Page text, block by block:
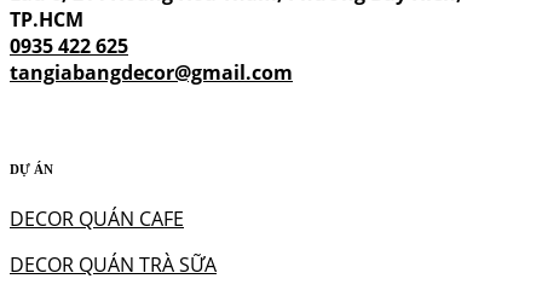
TP.HCM
0935 422 625
tangiabangdecor@gmail.com
DỰ ÁN
DECOR QUÁN CAFE
DECOR QUÁN TRÀ SỮA